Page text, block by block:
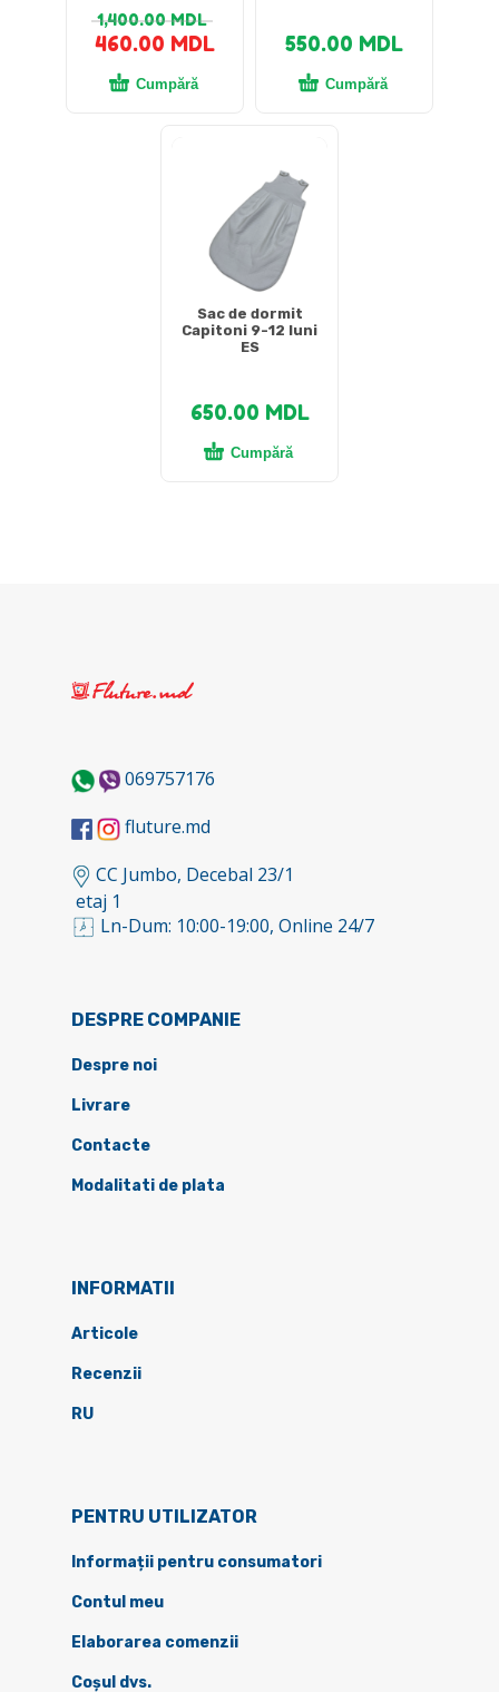
1,400.00MDL
460.00 MDL
Cumpără
550.00 MDL
Cumpără
Sac de dormit
Capitoni 9-12 luni
ES
650.00 MDL
Cumpără
069757176
fluture.md
CC Jumbo, Decebal 23/1
etaj 1
Ln-Dum: 10:00-19:00, Online 24/7
DESPRE COMPANIE
Despre noi
Livrare
Contacte
Modalitati de plata
INFORMATII
Articole
Recenzii
RU
PENTRU UTILIZATOR
Informații pentru consumatori
Contul meu
Elaborarea comenzii
Coșul dvs.